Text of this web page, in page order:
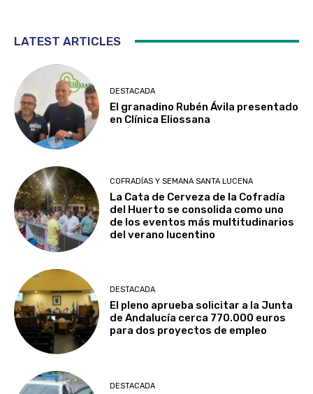
LATEST ARTICLES
DESTACADA
El granadino Rubén Ávila presentado
en Clínica Eliossana
COFRADÍAS Y SEMANA SANTA LUCENA
La Cata de Cerveza de la Cofradía
del Huerto se consolida como uno
de los eventos más multitudinarios
del verano lucentino
DESTACADA
El pleno aprueba solicitar a la Junta
de Andalucía cerca 770.000 euros
para dos proyectos de empleo
DESTACADA